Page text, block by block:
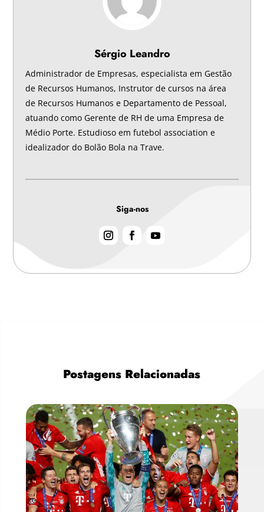
Sérgio Leandro
Administrador de Empresas, especialista em Gestão
de Recursos Humanos, Instrutor de cursos na área
de Recursos Humanos e Departamento de Pessoal,
atuando como Gerente de RH de uma Empresa de
Médio Porte. Estudioso em futebol association e
idealizador do Bolão Bola na Trave.
Siga-nos
Postagens Relacionadas